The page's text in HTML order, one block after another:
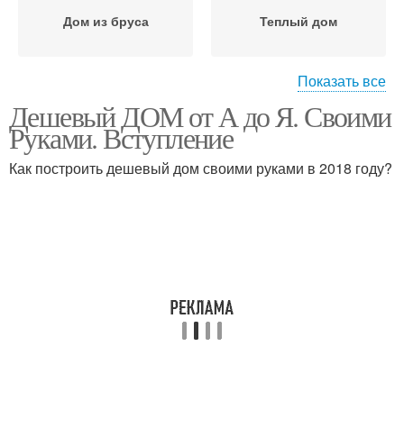
Дом из бруса Теплый дом
Дом для постоянного
проживания
Дом в мире
Показать все
Дешевый ДОМ от А до Я. Своими
Руками. Вступление
Как построить дешевый дом своими руками в 2018 году?